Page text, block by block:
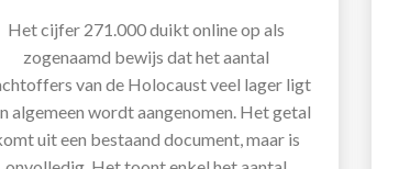
Het cijfer 271.000 duikt online op als
zogenaamd bewijs dat het aantal
van de Holocaust veel lager ligt
algemeen wordt aangenomen. Het getal
uit een bestaand document, maar is